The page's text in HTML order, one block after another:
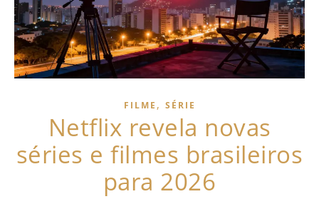
FILME , SÉRIE
Netflix revela novas
séries e filmes brasileiros
para 2026